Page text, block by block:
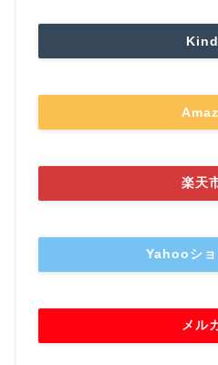
楽天
Yahooシ
メル